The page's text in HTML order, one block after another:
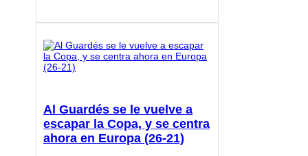
Al Guardés se le vuelve a
escapar la Copa, y se centra
ahora en Europa (26-21)